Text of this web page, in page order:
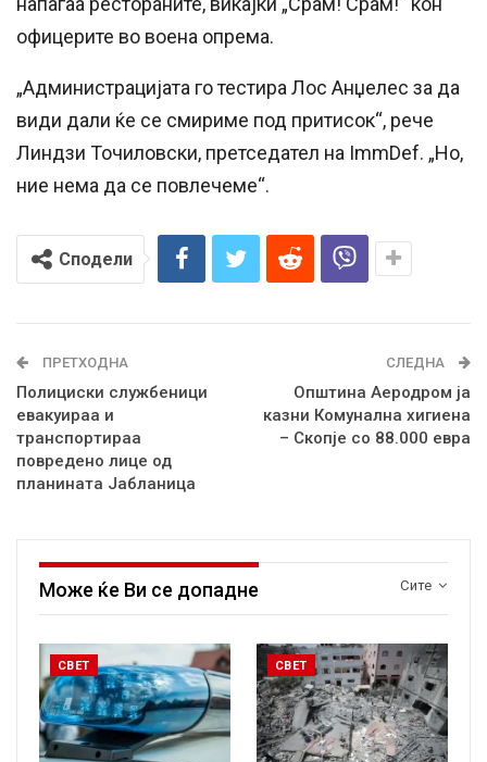
офицерите во воена опрема.
„Администрацијата го тестира Лос Анџелес за да
види дали ќе се смириме под притисок“, рече
Линдзи Точиловски, претседател на ImmDef. „Но,
ние нема да се повлечеме“.
Сподели
ПРЕТХОДНА
Полициски службеници
евакуираа и
транспортираа
повредено лице од
планината Јабланица
СЛЕДНА
Општина Аеродром ја
казни Комунална хигиена
– Скопје со 88.000 евра
Сите
Може ќе Ви се допадне
СВЕТ СВЕТ